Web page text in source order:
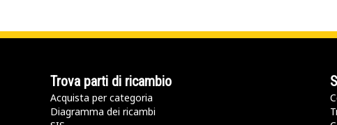
Trova parti di ricambio
Acquista per categoria
Diagramma dei ricambi